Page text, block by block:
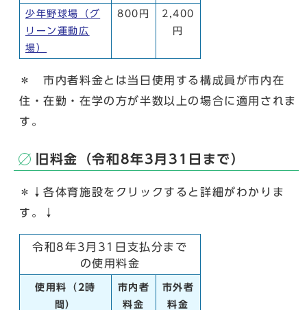
少年野球場（グ
リーン運動広
場）
800円
2,400
円
＊ 市内者料金とは当日使用する構成員が市内在
住・在勤・在学の方が半数以上の場合に適用されま
す。
旧料金（令和8年3⽉31⽇まで）
＊↓各体育施設をクリックすると詳細がわかりま
す。↓
令和8年3⽉31⽇⽀払分まで
の使⽤料⾦
使用料（2時
間）
市内者
料金
市外者
料金